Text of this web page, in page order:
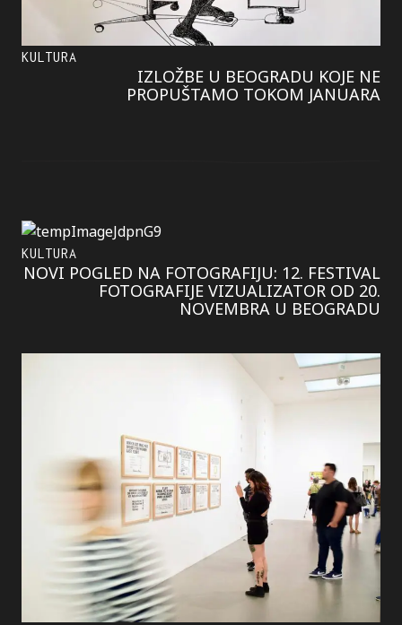
KULTURA
IZLOŽBE U BEOGRADU KOJE NE
PROPUŠTAMO TOKOM JANUARA
KULTURA
NOVI POGLED NA FOTOGRAFIJU: 12. FESTIVAL
FOTOGRAFIJE VIZUALIZATOR OD 20.
NOVEMBRA U BEOGRADU